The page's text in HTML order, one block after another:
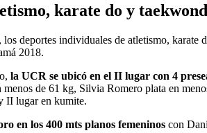
karate do y
los deportes individuales de atletismo,
2018.
la UCR se ubicó en el II lugar con 4
de 61 kg, Silvia Romero plata en
II lugar en kumite.
en los 400 mts planos femeninos con